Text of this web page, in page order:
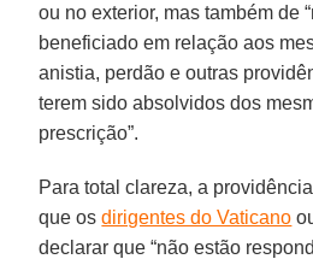
ou no exterior, mas também de
beneficiado em relação aos
anistia, perdão e outras
terem sido absolvidos dos
prescrição”.
Para total clareza, a
que osdirigentes do Vaticano
declarar que “não estão